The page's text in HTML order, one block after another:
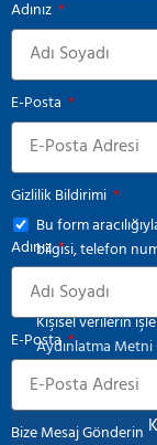
Adınız
E-Posta
Gizlilik Bildirimi
Bu form
bilgisi, telefon
gibi kişisel veriler,
iletişim
Kişisel verilerin
Aydınlatma Metni
kişisel verilerin
Adınız
E-Posta
Bize Mesaj Gönderin